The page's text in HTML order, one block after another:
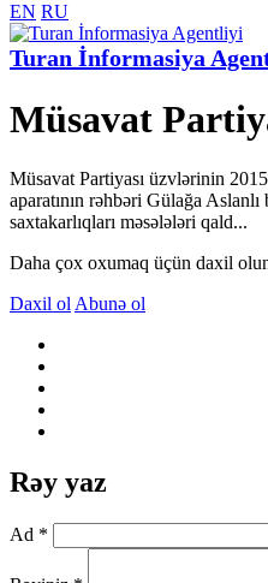
EN RU
Turan İnformasiya
Müsavat
Müsavat Partiyası üzvlərinin
aparatının rəhbəri Gülağa
saxtakarlıqları məsələləri qald...
Daha çox oxumaq üçün daxil
Daxil ol Abunə ol
Rəy yaz
Ad *